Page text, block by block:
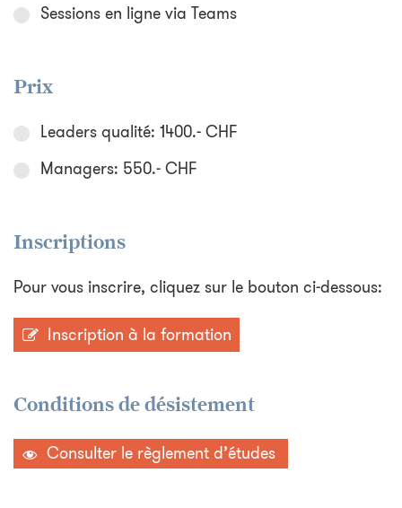
Sessions en ligne via Teams
Prix
Leaders qualité: 1400.- CHF
Managers: 550.- CHF
Inscriptions
Pour vous inscrire, cliquez sur le bouton ci-dessous:
Inscription à la formation
Conditions de désistement
Consulter le règlement d’études